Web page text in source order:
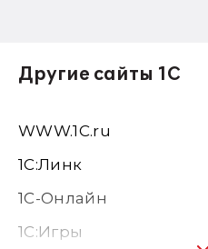
Другие сайты 1С
WWW.1С.ru
1С:Линк
1С-Онлайн
1C:Игры